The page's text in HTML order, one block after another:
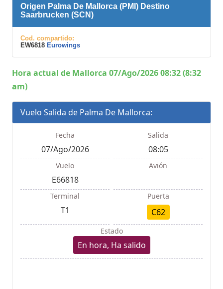
Origen Palma De Mallorca (PMI) Destino
Saarbrucken (SCN)
Cod. compartido:
EW6818 Eurowings
Hora actual de Mallorca 07/Ago/2026 08:32 (8:32
am)
Vuelo Salida de Palma De Mallorca:
Fecha
07/Ago/2026
Salida
08:05
Vuelo
E66818
Avión
Terminal
T1
Puerta
C62
Estado
En hora, Ha salido